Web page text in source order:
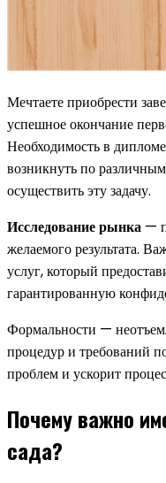
Мечтаете приобрести
успешное окончание
Необходимость в
возникнуть по
осуществить эту задачу.
Исследование рынка —
желаемого результата.
услуг, который
гарантированную
Формальности —
процедур и требований
проблем и ускорит
Почему важно
сада?